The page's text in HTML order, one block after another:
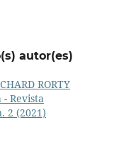
autor(es)
RORTY
Revista
2 (2021)